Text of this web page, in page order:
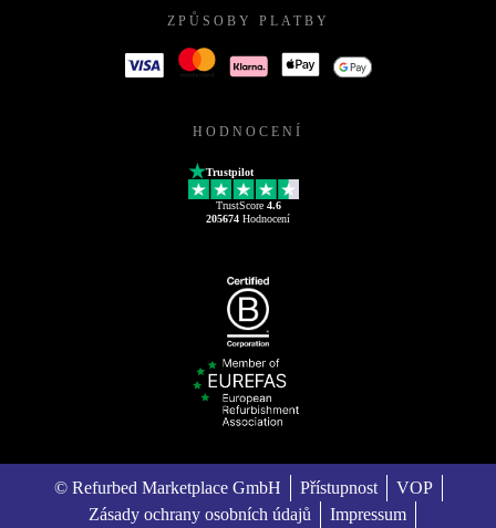
ZPŮSOBY PLATBY
HODNOCENÍ
Trustpilot
TrustScore 4.6
205674 Hodnocení
© Refurbed Marketplace GmbH Přístupnost
VOP
Zásady ochrany osobních údajů
Impressum